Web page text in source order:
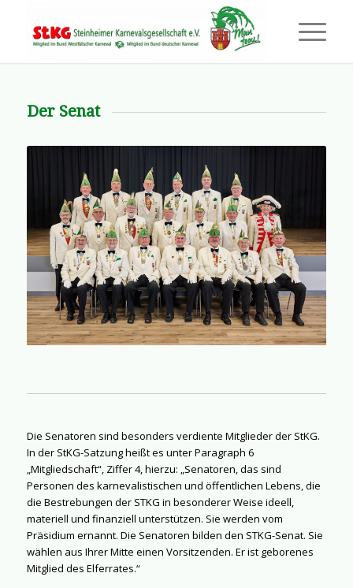
Der Senat
Die Senatoren sind besonders verdiente Mitglieder der StKG.
In der StKG-Satzung heißt es unter Paragraph 6
„Mitgliedschaft“, Ziffer 4, hierzu: „Senatoren, das sind
Personen des karnevalistischen und öffentlichen Lebens, die
die Bestrebungen der STKG in besonderer Weise ideell,
materiell und finanziell unterstützen. Sie werden vom
Präsidium ernannt. Die Senatoren bilden den STKG-Senat. Sie
wählen aus Ihrer Mitte einen Vorsitzenden. Er ist geborenes
Mitglied des Elferrates.“